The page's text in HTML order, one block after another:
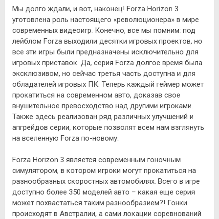
Мы долго ждали, и вот, наконец! Forza Horizon 3
уготовлена роль настоящего «революционера» в мире
современных видеоигр. Конечно, все мы помним: под
лейблом Forza выходили десятки игровых проектов, но
все эти игры были предназначены исключительно для
игровых приставок. Да, серия Forza долгое время была
эксклюзивом, но сейчас третья часть доступна и для
обладателей игровых ПК. Теперь каждый геймер может
прокатиться на современном авто, доказав свое
внушительное превосходство над другими игроками.
Также здесь реализован ряд различных улучшений и
апгрейдов серии, которые позволят всем нам взглянуть
на вселенную Forza по-новому.
Forza Horizon 3 является современным гоночным
симулятором, в котором игроки могут прокатиться на
разнообразных скоростных автомобилях. Всего в игре
доступно более 350 моделей авто – какая еще серия
может похвастаться таким разнообразием?! Гонки
происходят в Австралии, а сами локации соревнований